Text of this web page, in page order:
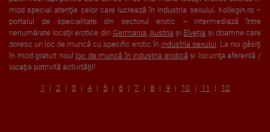
mod special atenţie celor care lucrează în industria sexului. Kollegin.ro –
portalul de specialitate din sectorul erotic – intermediază între
nenumărate locaţii erotice din Germania ,Austria şi Elveția şi doamne care
doresc un loc de muncă cu specific erotic în industria sexului . La noi găsiţi
în mod gratuit noul loc de muncă în industria erotică şi locuinţa aferentă /
locaţia potrivită activităţii!
1 2 3 4 5 6 7 8 9 10 11 12